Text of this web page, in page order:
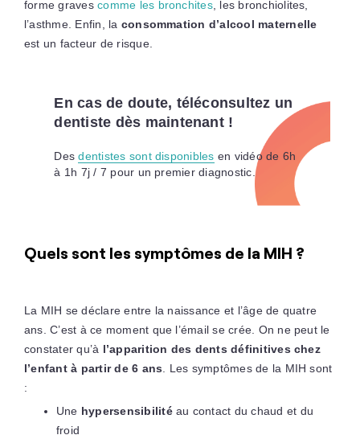
forme gravescomme les bronchites, les bronchiolites,
l’asthme. Enfin, la consommation d’alcool maternelle
est un facteur de risque.
En cas de doute, téléconsultez un
dentiste dès maintenant !
Desdentistes sont disponibles en vidéo de 6h
à 1h 7j / 7 pour un premier diagnostic.
Quels sont les symptômes de la MIH ?
La MIH se déclare entre la naissance et l’âge de quatre
ans. C’est à ce moment que l’émail se crée. On ne peut le
constater qu’à l’apparition des dents définitives chez
l’enfant à partir de 6 ans. Les symptômes de la MIH sont
:
Une hypersensibilitéau contact du chaud et du
froid